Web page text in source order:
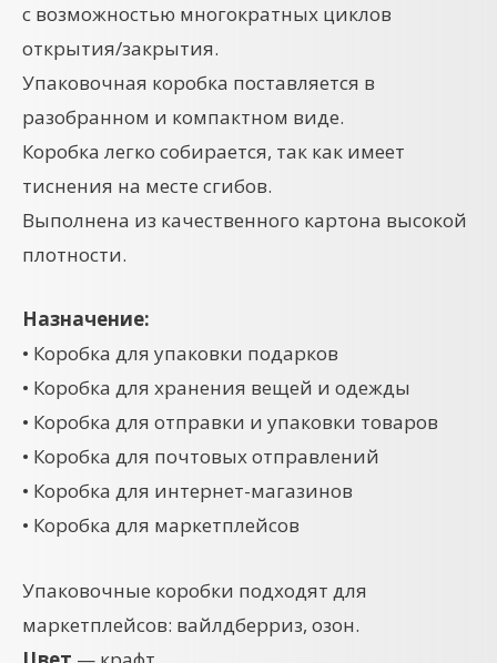
с возможностью многократных циклов
открытия/закрытия.
Упаковочная коробка поставляется в
разобранном и компактном виде.
Коробка легко собирается, так как имеет
тиснения на месте сгибов.
Выполнена из качественного картона высокой
плотности.
Назначение:
• Коробка для упаковки подарков
• Коробка для хранения вещей и одежды
• Коробка для отправки и упаковки товаров
• Коробка для почтовых отправлений
• Коробка для интернет-магазинов
• Коробка для маркетплейсов
Упаковочные коробки подходят для
маркетплейсов: вайлдберриз, озон.